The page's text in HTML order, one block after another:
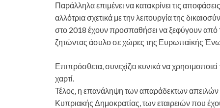
Παράλληλα επιμένει να κατακρίνει τις
αλλότρια σχετικά με την λειτουργία της
στο 2018 έχουν προσπαθήσει να ξεφύγουν από
ζητώντας άσυλο σε χώρες της Ευρωπαϊκής
Επιπρόσθετα, συνεχίζει κυνικά να
χαρτί.
Τέλος, η επανάληψη των απαράδεκτων απειλών
Κυπριακής Δημοκρατίας, των εταιρειών που